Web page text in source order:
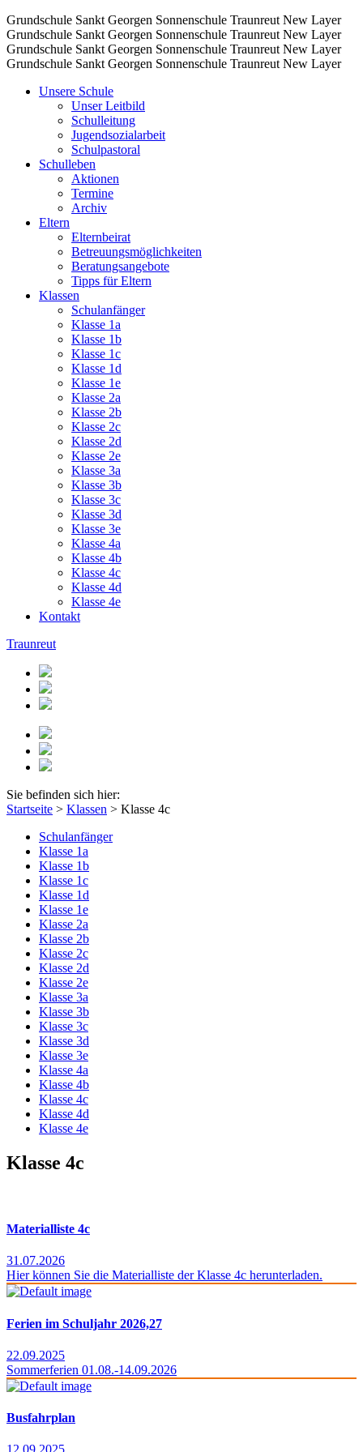
Grundschule Sankt Georgen Sonnenschule Traunreut New Layer
Grundschule Sankt Georgen Sonnenschule Traunreut New Layer
Grundschule Sankt Georgen Sonnenschule Traunreut New Layer
Grundschule Sankt Georgen Sonnenschule Traunreut New Layer
Unsere Schule
Unser Leitbild
Schulleitung
Jugendsozialarbeit
Schulpastoral
Schulleben
Aktionen
Termine
Archiv
Eltern
Elternbeirat
Betreuungsmöglichkeiten
Beratungsangebote
Tipps für Eltern
Klassen
Schulanfänger
Klasse 1a
Klasse 1b
Klasse 1c
Klasse 1d
Klasse 1e
Klasse 2a
Klasse 2b
Klasse 2c
Klasse 2d
Klasse 2e
Klasse 3a
Klasse 3b
Klasse 3c
Klasse 3d
Klasse 3e
Klasse 4a
Klasse 4b
Klasse 4c
Klasse 4d
Klasse 4e
Kontakt
Traunreut
Sie befinden sich hier:
Startseite > Klassen > Klasse 4c
Schulanfänger
Klasse 1a
Klasse 1b
Klasse 1c
Klasse 1d
Klasse 1e
Klasse 2a
Klasse 2b
Klasse 2c
Klasse 2d
Klasse 2e
Klasse 3a
Klasse 3b
Klasse 3c
Klasse 3d
Klasse 3e
Klasse 4a
Klasse 4b
Klasse 4c
Klasse 4d
Klasse 4e
Klasse 4c
Materialliste 4c
31.07.2026
Hier können Sie die Materialliste der Klasse 4c herunterladen.
Ferien im Schuljahr 2026,27
22.09.2025
Sommerferien 01.08.-14.09.2026
Busfahrplan